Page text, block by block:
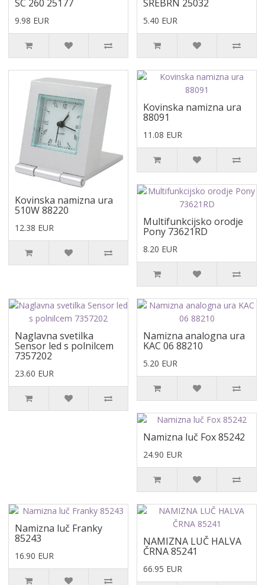
SC 260 25177
9.98 EUR
SREBRN 25032
5.40 EUR
Kovinska namizna ura
510W 88220
12.38 EUR
Kovinska namizna ura
88091
11.08 EUR
Multifunkcijsko orodje
Pony 73621RD
8.20 EUR
Naglavna svetilka
Sensor led s polnilcem
7357202
23.60 EUR
Namizna analogna ura
KAC 06 88210
5.20 EUR
Namizna luč Fox 85242
24.90 EUR
Namizna luč Franky
85243
16.90 EUR
NAMIZNA LUČ HALVA
ČRNA 85241
66.95 EUR